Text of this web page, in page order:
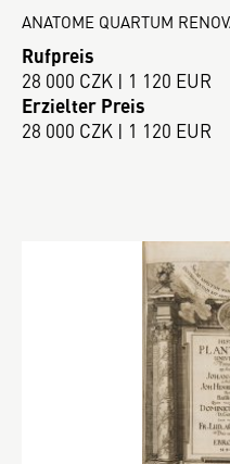
ANATOME QUARTUM
Rufpreis
28 000 CZK | 1 120 EUR
Erzielter Preis
28 000 CZK | 1 120 EUR